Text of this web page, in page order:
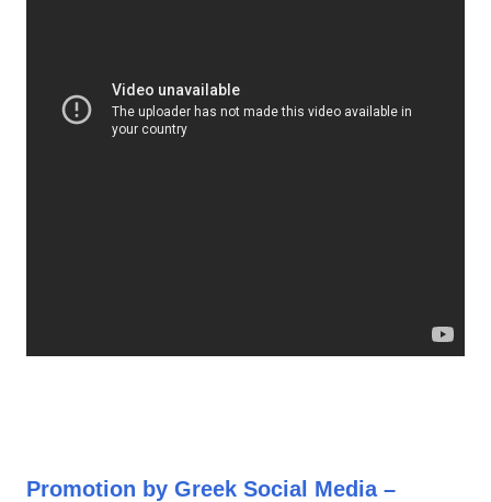
Promotion by Greek Social Media –